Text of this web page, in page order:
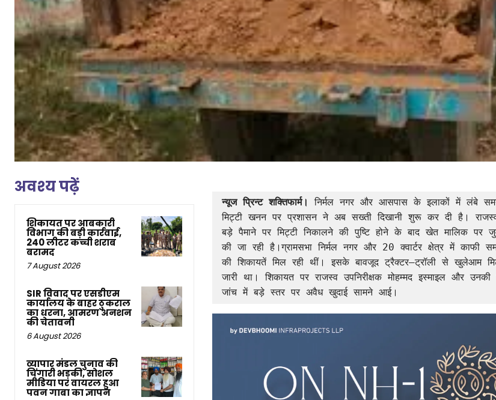
अवश्य पढ़ें
शिकायत पर आबकारी
विभाग की बड़ी कार्रवाई,
240 लीटर कच्ची शराब
बरामद
7 August 2026
SIR विवाद पर एसडीएम
कार्यालय के बाहर ठुकराल
का धरना, आमरण अनशन
की चेतावनी
6 August 2026
व्यापार मंडल चुनाव की
चिंगारी भड़की, सोशल
मीडिया पर वायरल हुआ
पवन गाबा का ज्ञापन
न्यूज प्रिन्ट शक्तिफार्म। निर्मल नगर और आसपास के इलाकों में लंबे
मिट्टी खनन पर प्रशासन ने अब सख्ती दिखानी शुरू कर दी है।
बड़े पैमाने पर मिट्टी निकालने की पुष्टि होने के बाद खेत मालिक पर
की जा रही है।ग्रामसभा निर्मल नगर और 20 क्वार्टर क्षेत्र में काफी
की शिकायतें मिल रही थीं। इसके बावजूद ट्रैक्टर–ट्रॉली से खुलेआम
जारी था। शिकायत पर राजस्व उपनिरीक्षक मोहम्मद इस्माइल और
जांच में बड़े स्तर पर अवैध खुदाई सामने आई।